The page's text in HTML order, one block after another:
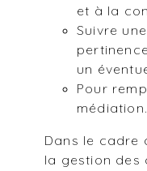
et à la
Suivre
un
Pour
médiation.
Dans le cadre
la gestion des